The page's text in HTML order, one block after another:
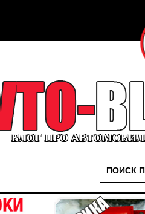
БЛОГ ПРО